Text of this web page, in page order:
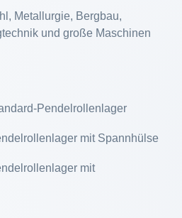
Metallurgie, Bergbau,
und große Maschinen
Pendelrollenlager
mit Spannhülse
mit